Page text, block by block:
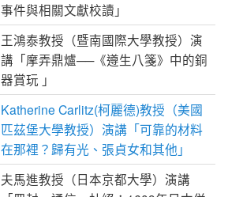
事件與相關文獻校讀」
王鴻泰教授（暨南國際大學教授）演
講「摩弄鼎爐──《遵生八箋》中的銅
器賞玩 」
Katherine Carlitz(柯麗德)教授（美國
匹茲堡大學教授）演講「可靠的材料
在那裡？歸有光、張貞女和其他」
夫馬進教授（日本京都大學）演講